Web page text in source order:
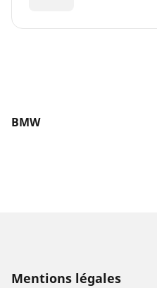
BMW
Mentions légales